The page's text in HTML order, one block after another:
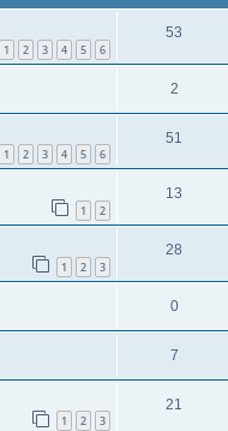
1 2 3 4 5 6
53
2
1 2 3 4 5 6
51
1 2
13
1 2 3
28
0
7
1 2 3
21